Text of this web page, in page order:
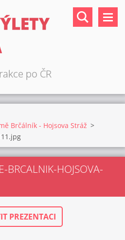
po ČR
Brčálník - Hojsova Stráž >
BRCALNIK-HOJSOVA-
PREZENTACI